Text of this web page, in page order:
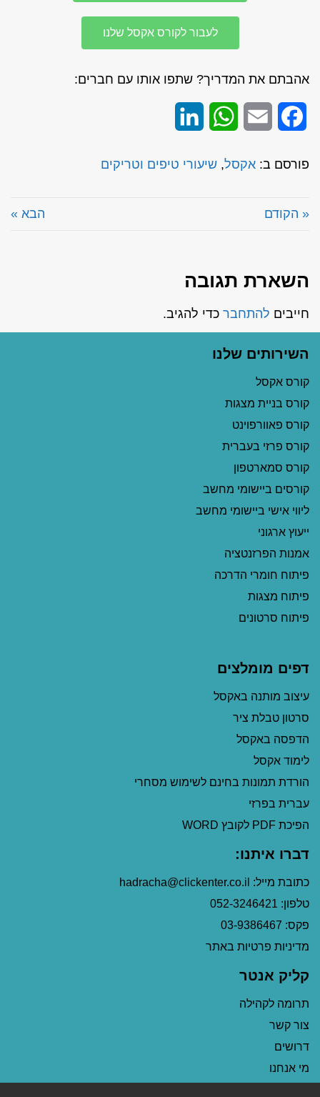
לעבור לקורס אקסל שלנו
אהבתם את המדריך? שתפו אותו עם חברים:
Facebook
Email
WhatsApp
פורסם ב: אקסל, שיעורי טיפים וטריקים
« הקודם הבא »
השארת תגובה
חייבים להתחבר כדי להגיב.
השירותים שלנו
קורס אקסל
קורס בניית מצגות
קורס פאוורפוינט
קורס פרזי בעברית
קורס סמארטפון
קורסים ביישומי מחשב
ליווי אישי ביישומי מחשב
ייעוץ ארגוני
אמנות הפרזנטציה
פיתוח חומרי הדרכה
פיתוח מצגות
פיתוח סרטונים
דפים מומלצים
עיצוב מותנה באקסל
סרטון טבלת ציר
הדפסה באקסל
לימוד אקסל
הורדת תמונות בחינם לשימוש מסחרי
עברית בפרזי
הפיכת PDF לקובץ WORD
דברו איתנו:
כתובת מייל: hadracha@clickenter.co.il
טלפון: 052-3246421
פקס: 03-9386467
מדיניות פרטיות באתר
קליק אנטר
תרומה לקהילה
צור קשר
דרושים
מי אנחנו